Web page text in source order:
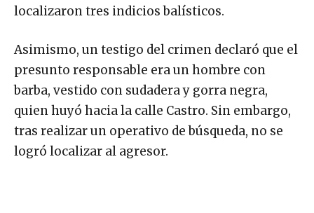
localizaron tres indicios balísticos.
Asimismo, un testigo del crimen declaró que el
presunto responsable era un hombre con
barba, vestido con sudadera y gorra negra,
quien huyó hacia la calle Castro. Sin embargo,
tras realizar un operativo de búsqueda, no se
logró localizar al agresor.